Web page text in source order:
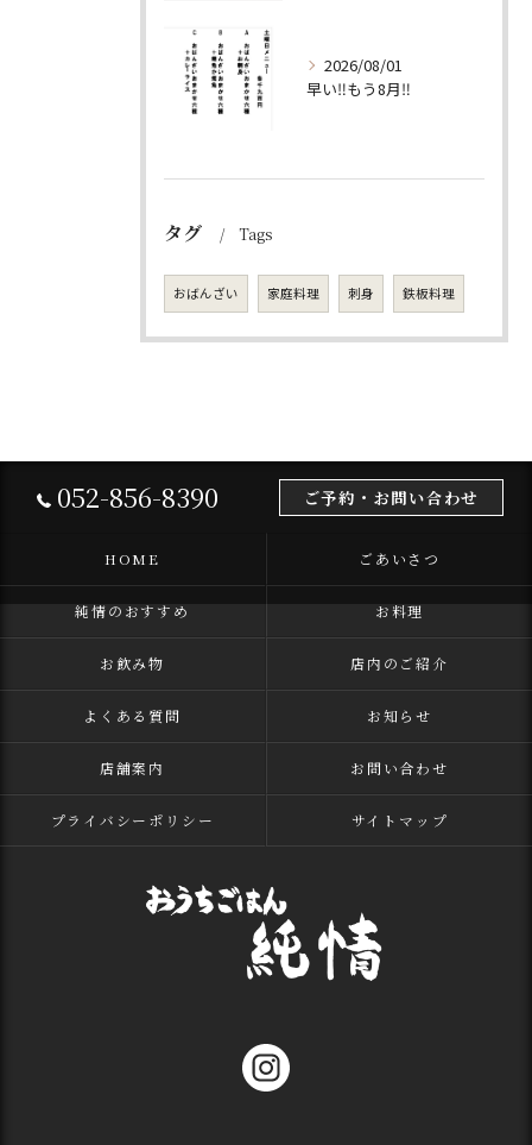
2026/08/01
早い‼️もう8月‼️
タグ Tags
おばんざい 家庭料理 刺身 鉄板料理
052-856-8390 ご予約・お問い合わせ
HOME ごあいさつ
純情のおすすめ お料理
お飲み物 店内のご紹介
よくある質問 お知らせ
店舗案内 お問い合わせ
プライバシーポリシー サイトマップ